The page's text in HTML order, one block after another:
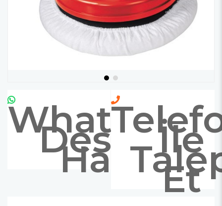
Whatsapp
Destek
Hattıİle
Et